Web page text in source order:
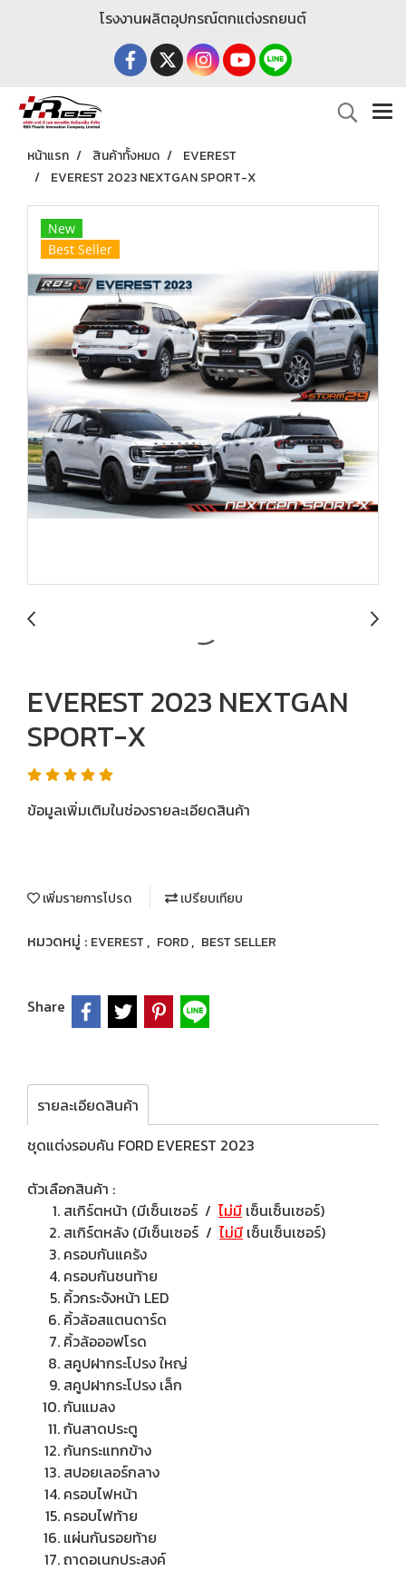
โรงงานผลิตอุปกรณ์ตกแต่งรถยนต์
หน้าแรก สินค้าทั้งหมด
EVEREST
EVEREST 2023 NEXTGAN SPORT-X
New
Best Seller
EVEREST 2023 NEXTGAN
SPORT-X
ข้อมูลเพิ่มเติมในช่องรายละเอียดสินค้า
เพิ่มรายการโปรด เปรียบเทียบ
หมวดหมู่ : EVEREST , FORD, BEST SELLER
Share
รายละเอียดสินค้า
ชุดแต่งรอบคัน FORD EVEREST 2023
ตัวเลือกสินค้า :
สเกิร์ตหน้า (มีเซ็นเซอร์ / ไม่มี เซ็นเซ็นเซอร์)
สเกิร์ตหลัง (มีเซ็นเซอร์ / ไม่มี เซ็นเซ็นเซอร์)
ครอบกันแคร้ง
ครอบกันชนท้าย
คิ้วกระจังหน้า LED
คิ้วล้อสแตนดาร์ด
คิ้วล้อออฟโรด
สคูปฝากระโปรง ใหญ่
สคูปฝากระโปรง เล็ก
กันแมลง
กันสาดประตู
กันกระแทกข้าง
สปอยเลอร์กลาง
ครอบไฟหน้า
ครอบไฟท้าย
แผ่นกันรอยท้าย
ถาดอเนกประสงค์